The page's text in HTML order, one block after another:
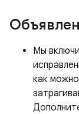
Мы
как